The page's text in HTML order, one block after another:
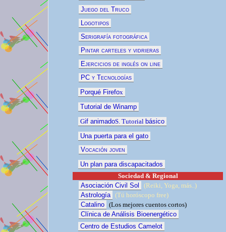
Juego del Truco
Logotipos
Serigrafía fotográfica
Pintar carteles y vidrieras
Ejercicios de inglés on line
PC y Tecnologías
Porqué Firefox
Tutorial de Winamp
Gif animadoS. Tutorial básico
Una puerta para el gato
Vocación joven
Un plan para discapacitados
Sociedad & Regional
Asociación Civil Sol
(Reiki, Yoga, más..)
Astrología (Tú horóscopo free)
Catalino (Los mejores cuentos cortos)
Clínica de Análisis Bioenergético
Centro de Estudios Camelot